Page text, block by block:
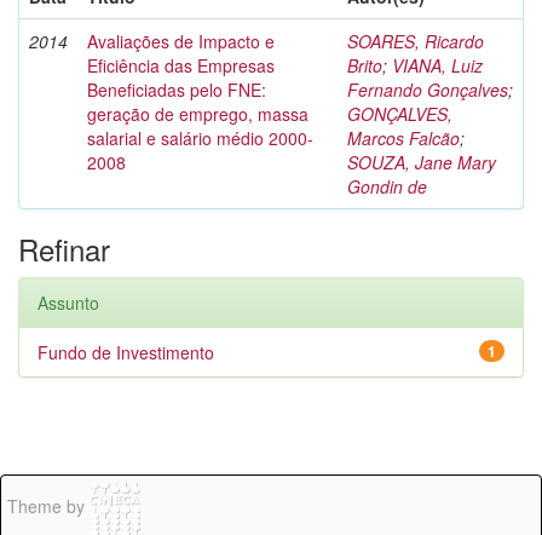
2014
Avaliações de Impacto e
Eficiência das Empresas
Beneficiadas pelo FNE:
geração de emprego, massa
salarial e salário médio 2000-
2008
SOARES, Ricardo
Brito; VIANA, Luiz
Fernando Gonçalves;
GONÇALVES,
Marcos Falcão;
SOUZA, Jane Mary
Gondin de
Refinar
Assunto
1
Fundo de Investimento
Theme by